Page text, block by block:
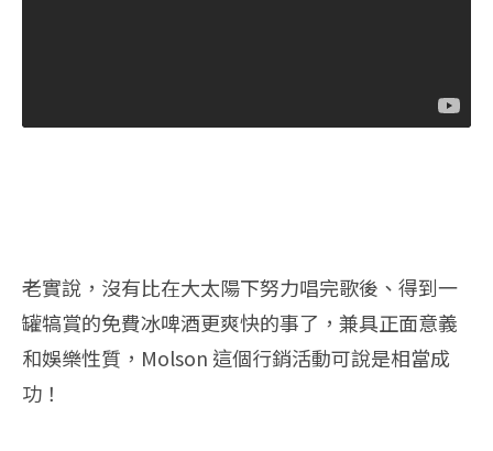
老實說，沒有比在大太陽下努力唱完歌後、得到一
罐犒賞的免費冰啤酒更爽快的事了，兼具正面意義
和娛樂性質，Molson 這個行銷活動可說是相當成
功！